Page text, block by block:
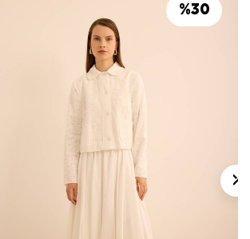
%30